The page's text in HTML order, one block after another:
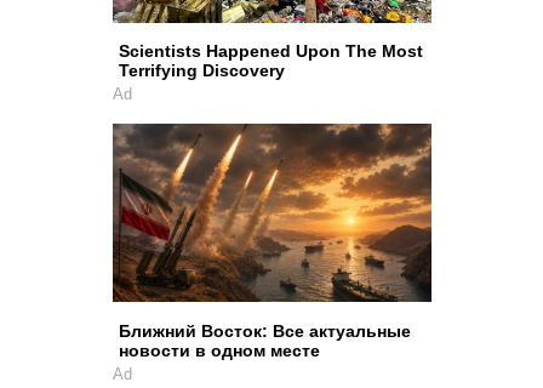
Scientists Happened Upon The Most
Terrifying Discovery
Ad
Ближний Восток: Все актуальные
новости в одном месте
Ad